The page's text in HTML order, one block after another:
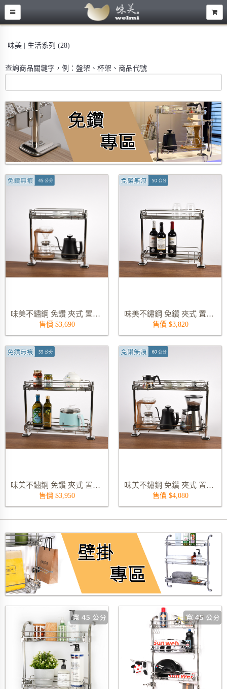
味美 | 生活系列 (28)
查詢商品關鍵字，例：盤架、杯架、商品代號
味美不鏽鋼 免鑽 夾式 置物收納架 5187-62-45-450S02
售價 $3,690
味美不鏽鋼 免鑽 夾式 置物收納架 5187-62-45-500S02
售價 $3,820
味美不鏽鋼 免鑽 夾式 置物收納架 5187-62-45-550S02
售價 $3,950
味美不鏽鋼 免鑽 夾式 置物收納架 5187-62-45-600S02
售價 $4,080
壁掛專區